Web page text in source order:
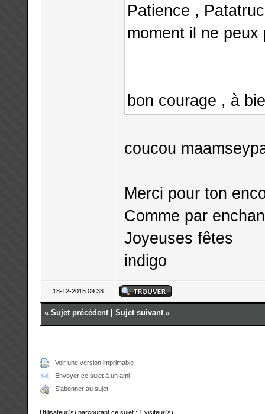
Patience ,
moment il ne peux
bon courage , à
coucou
Merci pour ton
Comme par
Joyeuses fêtes
indigo
18-12-2015 09:38
« Sujet précédent| Sujet suivant»
Voir une version imprimable
Envoyer ce sujet à un ami
S'abonner au sujet
Utilisateur(s) parcourant ce sujet : 1 visiteur(s)